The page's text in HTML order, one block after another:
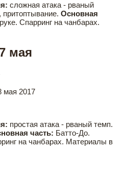
сложная атака - рваный
Основная
Спарринг на чанбарах.
мая
мая 2017
простая атака - рваный темп.
часть: Батто-До.
на чанбарах. Материалы в